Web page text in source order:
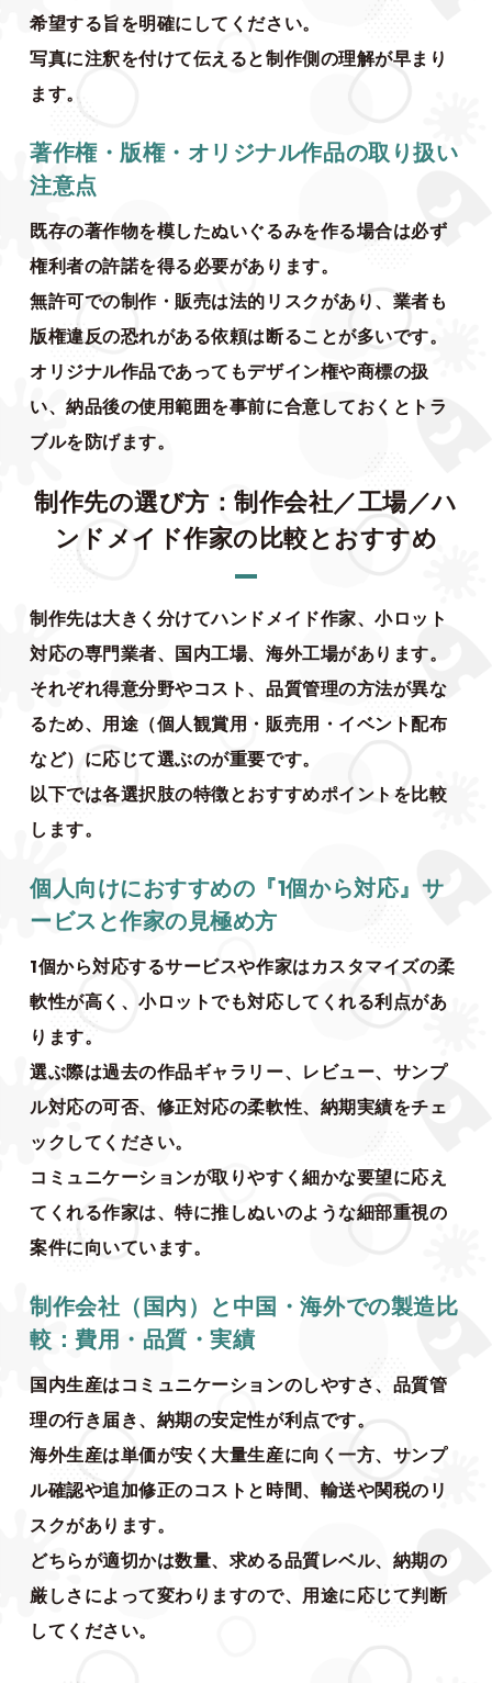
希望する旨を明確にしてください。
写真に注釈を付けて伝えると制作側の理解が早まり
ます。
著作権・版権・オリジナル作品の取り扱い
注意点
既存の著作物を模したぬいぐるみを作る場合は必ず
権利者の許諾を得る必要があります。
無許可での制作・販売は法的リスクがあり、業者も
版権違反の恐れがある依頼は断ることが多いです。
オリジナル作品であってもデザイン権や商標の扱
い、納品後の使用範囲を事前に合意しておくとトラ
ブルを防げます。
制作先の選び方：制作会社／工場／ハ
ンドメイド作家の比較とおすすめ
制作先は大きく分けてハンドメイド作家、小ロット
対応の専門業者、国内工場、海外工場があります。
それぞれ得意分野やコスト、品質管理の方法が異な
るため、用途（個人観賞用・販売用・イベント配布
など）に応じて選ぶのが重要です。
以下では各選択肢の特徴とおすすめポイントを比較
します。
個人向けにおすすめの『1個から対応』サ
ービスと作家の見極め方
1個から対応するサービスや作家はカスタマイズの柔
軟性が高く、小ロットでも対応してくれる利点があ
ります。
選ぶ際は過去の作品ギャラリー、レビュー、サンプ
ル対応の可否、修正対応の柔軟性、納期実績をチェ
ックしてください。
コミュニケーションが取りやすく細かな要望に応え
てくれる作家は、特に推しぬいのような細部重視の
案件に向いています。
制作会社（国内）と中国・海外での製造比
較：費用・品質・実績
国内生産はコミュニケーションのしやすさ、品質管
理の行き届き、納期の安定性が利点です。
海外生産は単価が安く大量生産に向く一方、サンプ
ル確認や追加修正のコストと時間、輸送や関税のリ
スクがあります。
どちらが適切かは数量、求める品質レベル、納期の
厳しさによって変わりますので、用途に応じて判断
してください。